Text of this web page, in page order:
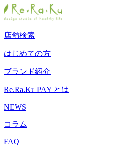
店舗検索
はじめての方
ブランド紹介
Re.Ra.Ku PAY とは
NEWS
コラム
FAQ